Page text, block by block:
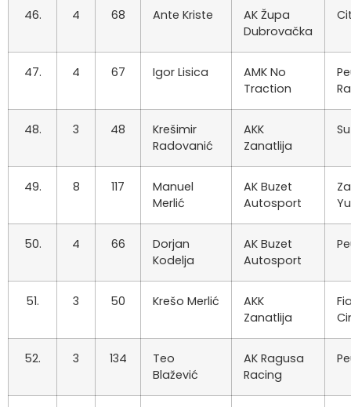
46. 4 68 Ante Kriste
AK Župa
Dubrovačka
47. 4 67 Igor Lisica
AMK No
Traction
48. 3 48
Krešimir
Radovanić
AKK
Zanatlija
49. 8 117
Manuel
Merlić
AK Buzet
Autosport
50. 4 66
Dorjan
Kodelja
AK Buzet
Autosport
51. 3 50 Krešo Merlić
AKK
Zanatlija
52. 3 134
Teo
Blažević
AK Ragusa
Racing